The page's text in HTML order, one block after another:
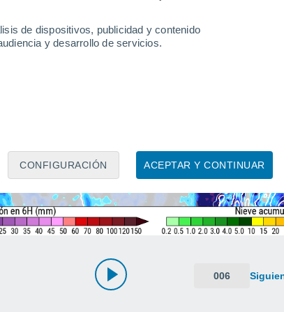
de dispositivos, publicidad y contenido
y desarrollo de servicios.
ACEPTAR Y CONTINUAR
CONFIGURACIÓN
006